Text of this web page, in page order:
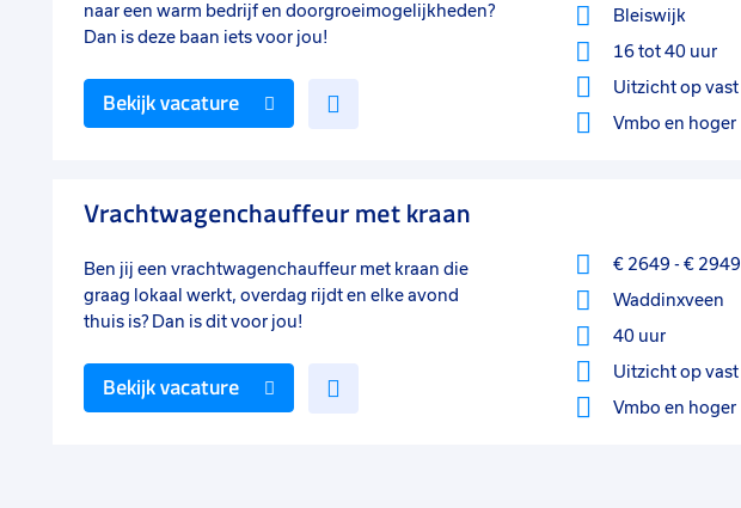
naar een warm bedrijf en doorgroeimogelijkheden?
Dan is deze baan iets voor jou!
Bleiswijk
16 tot 40 uur
Uitzicht op vast
Vmbo en hoger
Bekijk vacature
Vrachtwagenchauffeur met kraan
Ben jij een vrachtwagenchauffeur met kraan die
graag lokaal werkt, overdag rijdt en elke avond
thuis is? Dan is dit voor jou!
€ 2649 - € 2949
Waddinxveen
40 uur
Uitzicht op vast
Vmbo en hoger
Bekijk vacature